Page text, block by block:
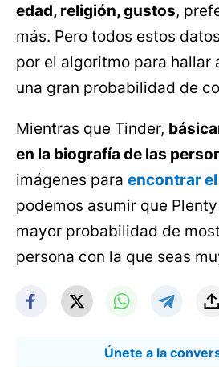
edad, religión, gustos,
más. Pero todos estos
por el algoritmo para hallar
una gran probabilidad de
Mientras que Tinder,
en la biografía de las
imágenes para encontrar
podemos asumir que
mayor probabilidad de
persona con la que seas
Únete a la